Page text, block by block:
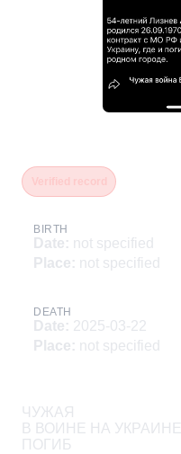
BIRTH
Date: not specified
Place: not specified
DEATH
Date: 2025-03-22
Place: not specified
ЧУЖАЯ
В ВОИНЕ НА УКРАИНЕ
ПОГИБ